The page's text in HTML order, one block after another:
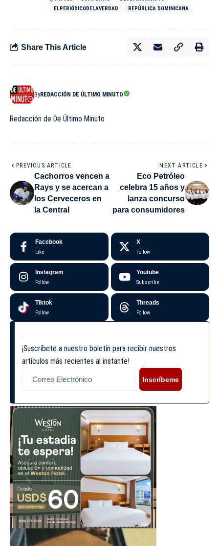
ELPERIÓDICODELAVERDAD
REPÚBLICA DOMINICANA
Share This Article
ByREDACCIÓN DE ÚLTIMO MINUTO
Redacción de De Último Minuto
PREVIOUS ARTICLE
Cachorros vencen a
Rays y se acercan a
los Cerveceros en
la Central
NEXT ARTICLE
Eco Petróleo
celebra 15 años y
lanza concurso
para consumidores
Facebook
Like
X
Follow
Instagram
Follow
Youtube
Subscribe
Tiktok
Follow
Threads
Follow
¡Suscríbete a nuestro boletín para recibir nuestros
artículos más recientes al instante!
Inscríbeme